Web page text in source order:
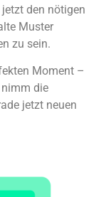
den nötigen
Muster
zu sein.
Moment –
nimm die
jetzt neuen